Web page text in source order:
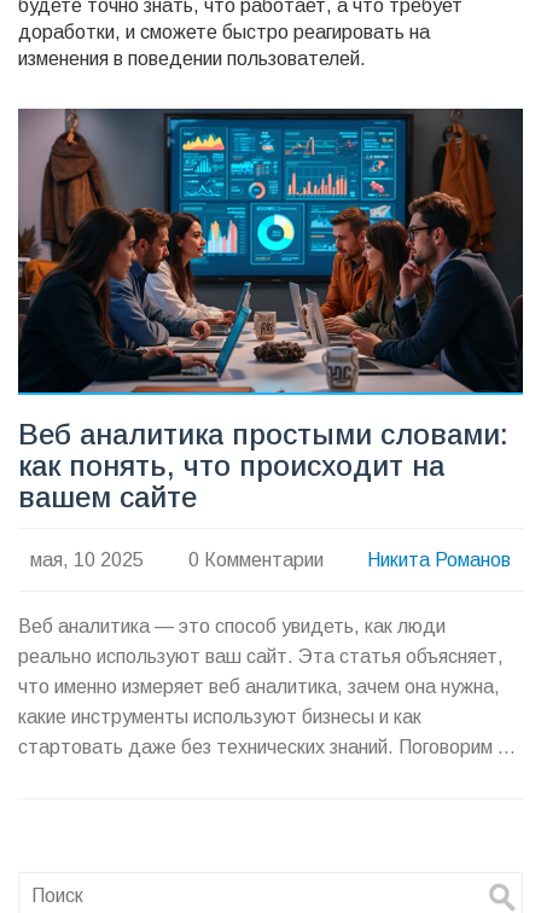
будете точно знать, что работает, а что требует
доработки, и сможете быстро реагировать на
изменения в поведении пользователей.
Веб аналитика простыми словами:
как понять, что происходит на
вашем сайте
мая, 10 2025 0 Комментарии Никита Романов
Веб аналитика — это способ увидеть, как люди
реально используют ваш сайт. Эта статья объясняет,
что именно измеряет веб аналитика, зачем она нужна,
какие инструменты используют бизнесы и как
стартовать даже без технических знаний. Поговорим о